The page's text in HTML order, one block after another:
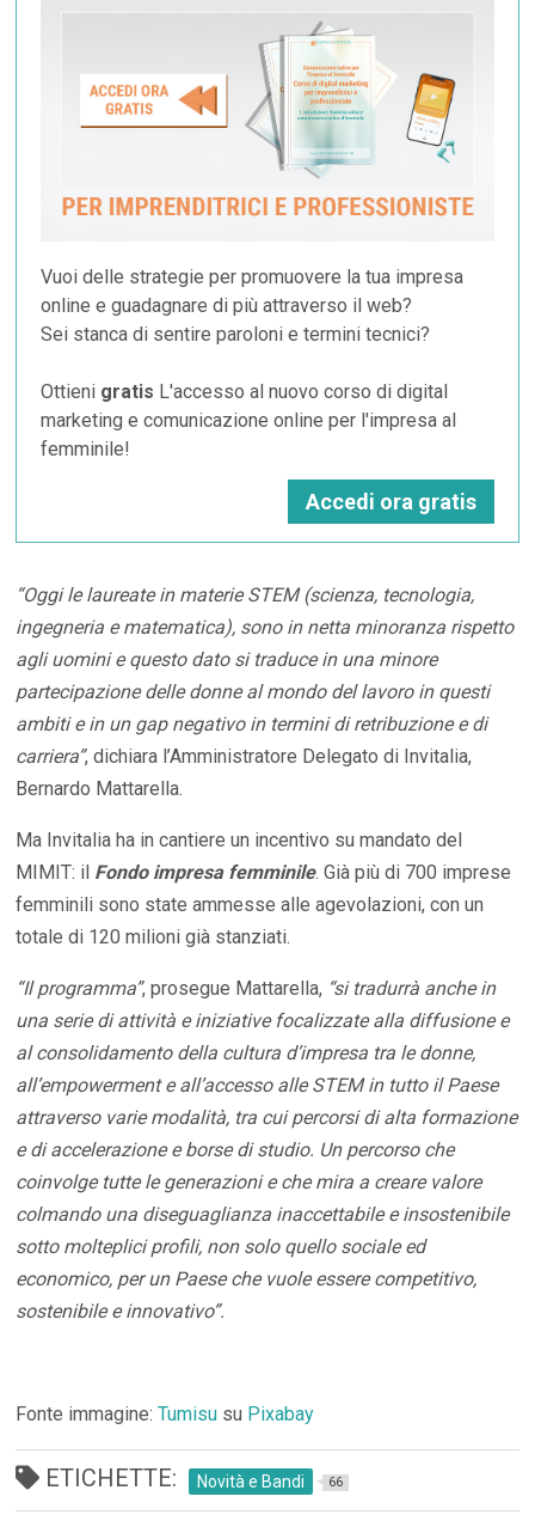
Vuoi delle strategie per promuovere la tua impresa
online e guadagnare di più attraverso il web?
Sei stanca di sentire paroloni e termini tecnici?
Ottieni gratis L'accesso al nuovo corso di digital
marketing e comunicazione online per l'impresa al
femminile!
Accedi ora gratis
“Oggi le laureate in materie STEM (scienza, tecnologia,
ingegneria e matematica), sono in netta minoranza rispetto
agli uomini e questo dato si traduce in una minore
partecipazione delle donne al mondo del lavoro in questi
ambiti e in un gap negativo in termini di retribuzione e di
carriera”, dichiara l’Amministratore Delegato di Invitalia,
Bernardo Mattarella.
Ma Invitalia ha in cantiere un incentivo su mandato del
MIMIT: il Fondo impresa femminile. Già più di 700 imprese
femminili sono state ammesse alle agevolazioni, con un
totale di 120 milioni già stanziati.
“Il programma”, prosegue Mattarella, “si tradurrà anche in
una serie di attività e iniziative focalizzate alla diffusione e
al consolidamento della cultura d’impresa tra le donne,
all’empowerment e all’accesso alle STEM in tutto il Paese
attraverso varie modalità, tra cui percorsi di alta formazione
e di accelerazione e borse di studio. Un percorso che
coinvolge tutte le generazioni e che mira a creare valore
colmando una diseguaglianza inaccettabile e insostenibile
sotto molteplici profili, non solo quello sociale ed
economico, per un Paese che vuole essere competitivo,
sostenibile e innovativo”.
Fonte immagine:Tumisu su Pixabay
ETICHETTE: Novità e Bandi 66